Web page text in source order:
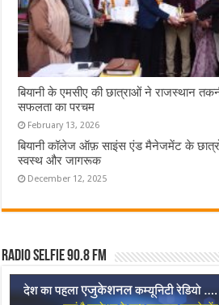
बियानी के एमसीए की छात्राओं ने राजस्थान
सफलता का परचम
February 13, 2026
बियानी कॉलेज ऑफ़ साइंस एंड मैनेजमेंट के छात्रों
स्वस्थ और जागरूक
December 12, 2025
Radio Selfie 90.8 FM